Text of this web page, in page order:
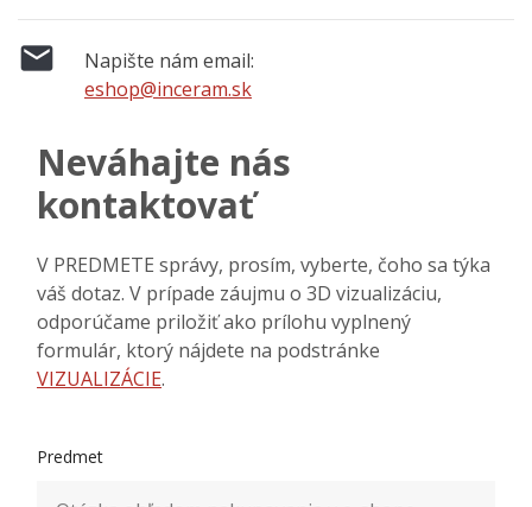

Napište nám email:
eshop@inceram.sk
Neváhajte nás
kontaktovať
V PREDMETE správy, prosím, vyberte, čoho sa týka
váš dotaz. V prípade záujmu o 3D vizualizáciu,
odporúčame priložiť ako prílohu vyplnený
formulár, ktorý nájdete na podstránke
VIZUALIZÁCIE.
Predmet